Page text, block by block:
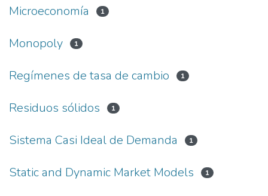
Microeconomía 1
Monopoly 1
Regímenes de tasa de cambio 1
Residuos sólidos 1
Sistema Casi Ideal de Demanda 1
Static and Dynamic Market Models 1